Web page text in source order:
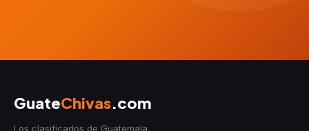
GuateChivas.com
Los clasificados de Guatemala.